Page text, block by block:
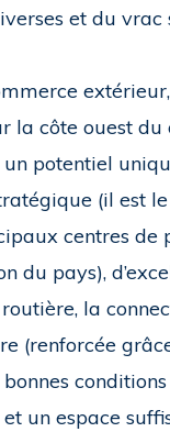
et du vrac
la côte ouest du
potentiel
(il est
centres de
du pays),
la
(renforcée
conditions
un espace